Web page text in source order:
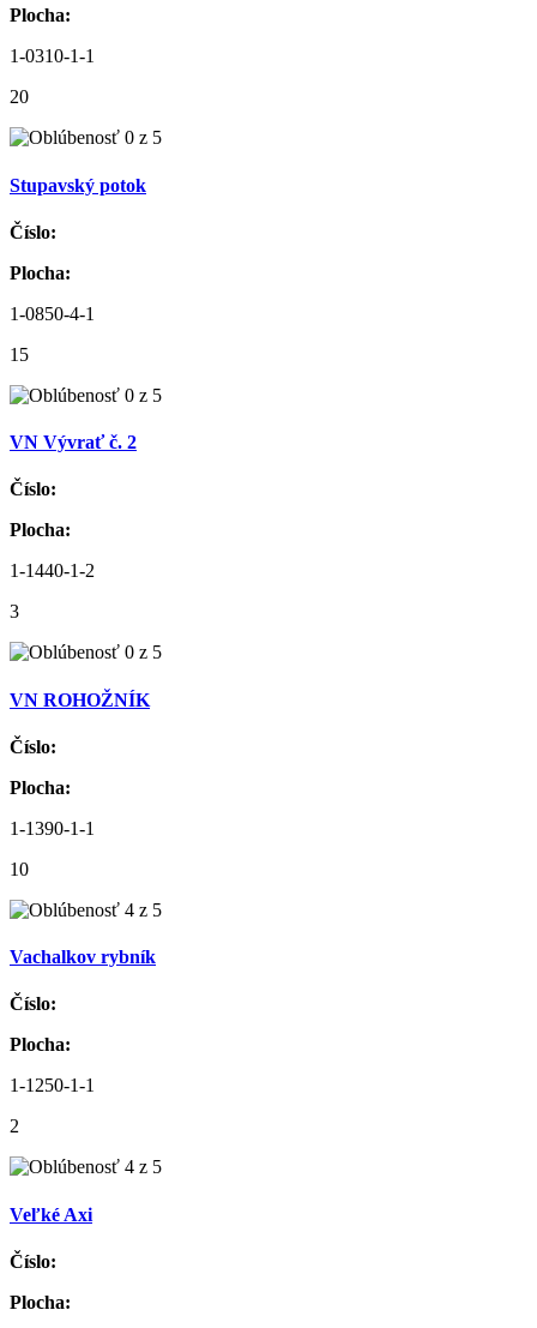
Plocha:
1-0310-1-1
20
Stupavský potok
Číslo:
Plocha:
1-0850-4-1
15
VN Vývrať č. 2
Číslo:
Plocha:
1-1440-1-2
3
VN ROHOŽNÍK
Číslo:
Plocha:
1-1390-1-1
10
Vachalkov rybník
Číslo:
Plocha:
1-1250-1-1
2
Veľké Axi
Číslo:
Plocha: